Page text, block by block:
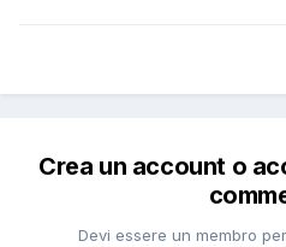
Crea un account o
Devi essere un membro